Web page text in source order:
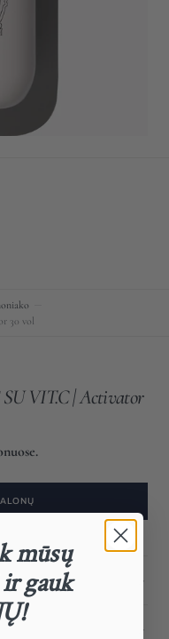
VIT.C | Activator
30 vol
mūsų
gauk